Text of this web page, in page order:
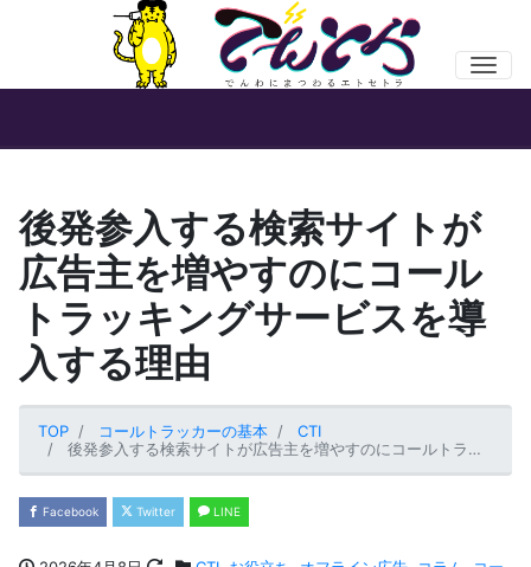
後発参入する検索サイトが
広告主を増やすのにコール
トラッキングサービスを導
入する理由
TOP コールトラッカーの基本
CTI
後発参入する検索サイトが広告主を増やすのにコールトラッキングサービスを導入する理由
Facebook Twitter LINE